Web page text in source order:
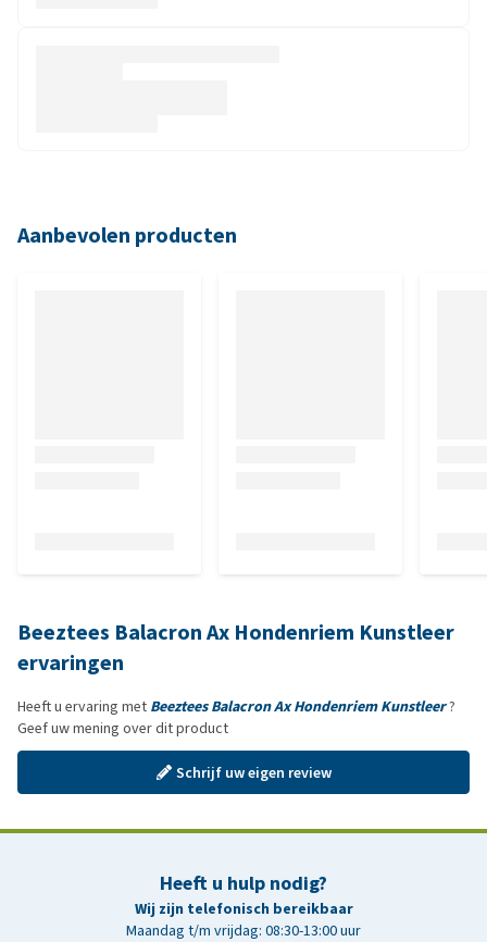
Aanbevolen producten
Beeztees Balacron Ax Hondenriem Kunstleer
ervaringen
Heeft u ervaring met Beeztees Balacron Ax Hondenriem Kunstleer?
Geef uw mening over dit product
Schrijf uw eigen review
Heeft u hulp nodig?
Wij zijn telefonisch bereikbaar
Maandag t/m vrijdag: 08:30-13:00 uur